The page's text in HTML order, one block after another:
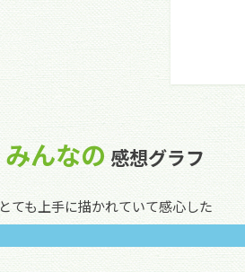
みんなの 感想グラフ
とても上手に描かれていて感心した